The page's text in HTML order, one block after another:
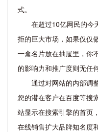
式。
在超过10亿网民的今
拒的巨大市场，如果仅仅
一盒名片放在抽屉里，你
的影响力和推广度则无任
通过对网站的内部调
您的潜在客户在百度等搜
站显示在搜索引擎的首页
在线销售扩大品牌知名度